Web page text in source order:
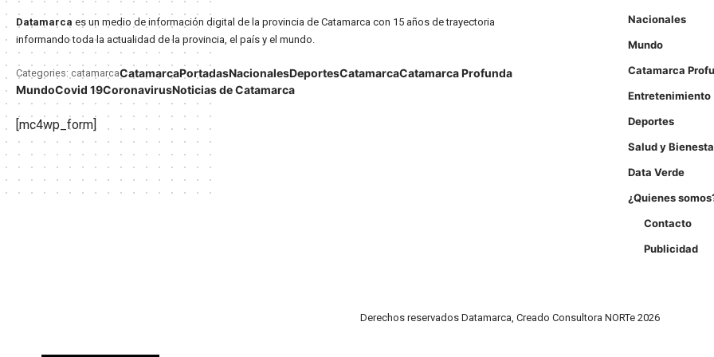
Datamarca es un medio de información digital de la provincia de Catamarca con 15 años de trayectoria
informando toda la actualidad de la provincia, el país y el mundo.
Categories: catamarcaCatamarcaPortadasNacionalesDeportesCatamarcaCatamarca Profunda
MundoCovid 19CoronavirusNoticias de Catamarca
[mc4wp_form]
Nacionales
Mundo
Catamarca
Entretenimiento
Deportes
Salud y
Data Verde
¿Quienes
Contacto
Publicidad
Derechos reservados Datamarca, Creado Consultora NORTe 2026